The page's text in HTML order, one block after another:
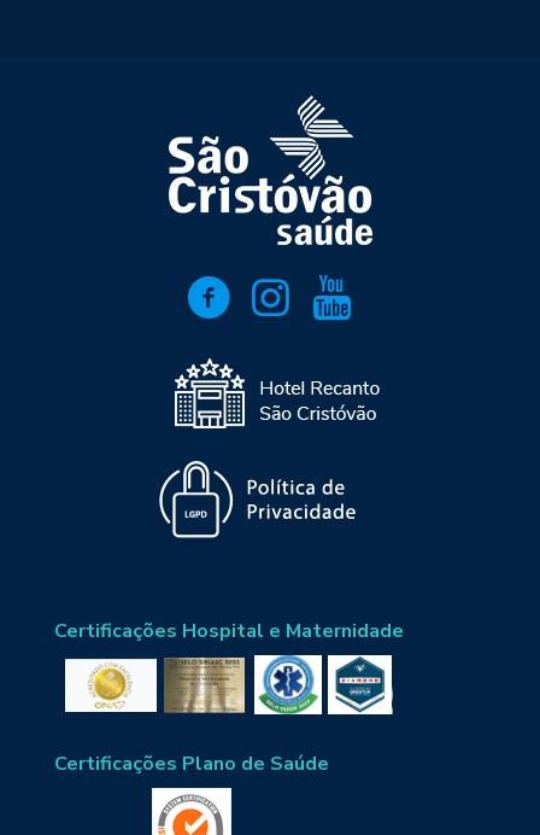
Certificações Hospital e Maternidade
Certificações Plano de Saúde